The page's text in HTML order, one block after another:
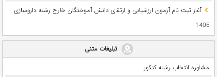
آغاز ثبت نام آزمون‌ ارزشیابی و ارتقای دانش آموختگان خارج رشته داروسازی
1405
تبلیغات متنی
مشاوره انتخاب رشته کنکور